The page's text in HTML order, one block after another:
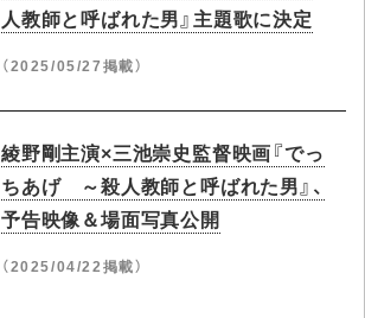
人教師と呼ばれた男』主題歌に決定
（2025/05/27掲載）
綾野剛主演×三池崇史監督映画『でっ
ちあげ ～殺人教師と呼ばれた男』、
予告映像＆場面写真公開
（2025/04/22掲載）